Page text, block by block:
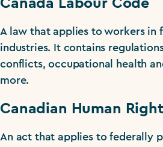
Canada Labour Code
A law that applies to workers in
industries. It contains
conflicts, occupational health
more.
Canadian Human
An act that applies to federally